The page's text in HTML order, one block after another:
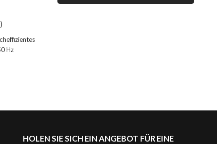
Hz
HOLEN SIE SICH EIN ANGEBOT FÜR EINE